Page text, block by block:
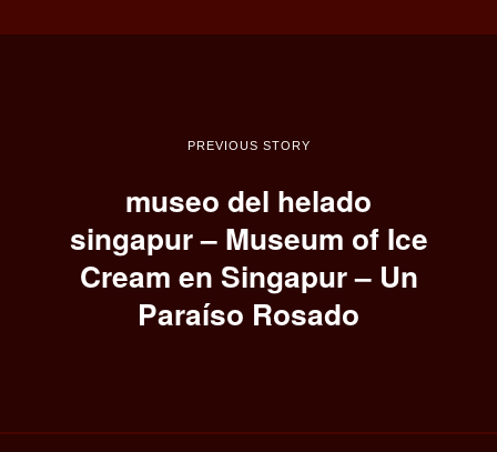
PREVIOUS STORY
museo del helado
singapur – Museum of Ice
Cream en Singapur – Un
Paraíso Rosado